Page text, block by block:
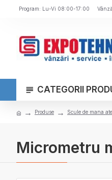
Program: Lu-Vi 08:00-17:00
CATEGORII
Produse Scule de mana
Micrometru